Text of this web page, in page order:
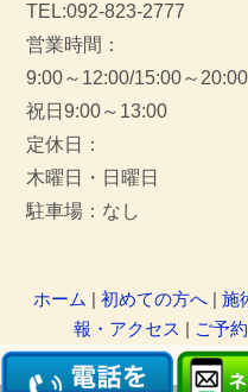
TEL:092-823-2777
営業時間：
9:00～12:00/15:00～20:00
祝日9:00～13:00
定休日：
木曜日・日曜日
駐車場：なし
ホーム | 初めての方へ| 施
報・アクセス | ご予